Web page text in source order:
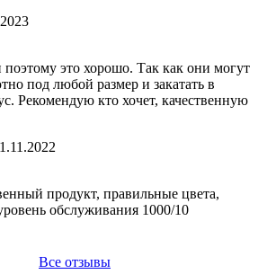
это хорошо. Так как они могут
под любой размер и закатать в
Рекомендую кто хочет, качественную
продукт, правильные цвета,
обслуживания 1000/10
Все отзывы